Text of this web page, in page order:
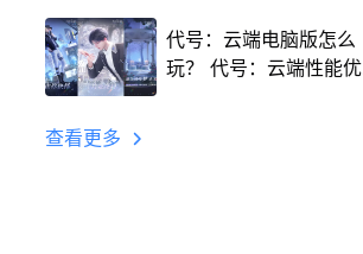
代号：云端电脑版怎么
玩？ 代号：云端性能优
查看更多